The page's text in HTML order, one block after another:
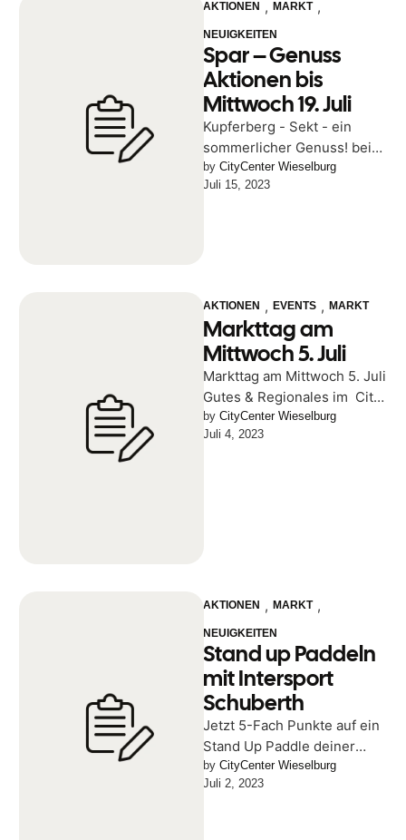
AKTIONEN , MARKT ,
NEUIGKEITEN
Spar – Genuss
Aktionen bis
Mittwoch 19. Juli
Kupferberg - Sekt - ein
sommerlicher Genuss! bei
Spar Moser im City Center
Wieselburg bis Mittwoch 19.
by CityCenter Wieselburg
Juli 15, 2023
AKTIONEN , EVENTS , MARKT
Markttag am
Mittwoch 5. Juli
Markttag am Mittwoch 5. Juli
Gutes & Regionales im City
Center Wieslburg bei
Schönwetter bis 14 Uhr.
by CityCenter Wieselburg
Juli 4, 2023
AKTIONEN , MARKT ,
NEUIGKEITEN
Stand up Paddeln
mit Intersport
Schuberth
Jetzt 5-Fach Punkte auf ein
Stand Up Paddle deiner
Wahl! Bis zum 15. Juli könnt
ihr den Coupon …
by CityCenter Wieselburg
Juli 2, 2023